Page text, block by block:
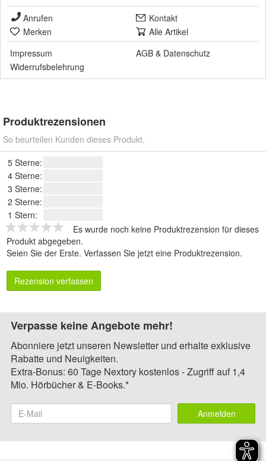
Anrufen
Kontakt
Merken
Alle Artikel
Impressum
AGB & Datenschutz
Widerrufsbelehrung
Produktrezensionen
So beurteilen Kunden dieses Produkt.
5 Sterne:
4 Sterne:
3 Sterne:
2 Sterne:
1 Stern:
Es wurde noch keine Produktrezension für dieses
Produkt abgegeben.
Seien Sie der Erste. Verfassen Sie jetzt eine Produktrezension.
Rezension verfassen
Verpasse keine Angebote mehr!
Abonniere jetzt unseren Newsletter und erhalte exklusive
Rabatte und Neuigkeiten.
Extra-Bonus: 60 Tage Nextory kostenlos - Zugriff auf 1,4
Mio. Hörbücher & E-Books.*
Anmelden